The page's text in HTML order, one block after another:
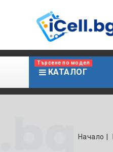
КАТАЛОГ
Търсене по модел
Начало